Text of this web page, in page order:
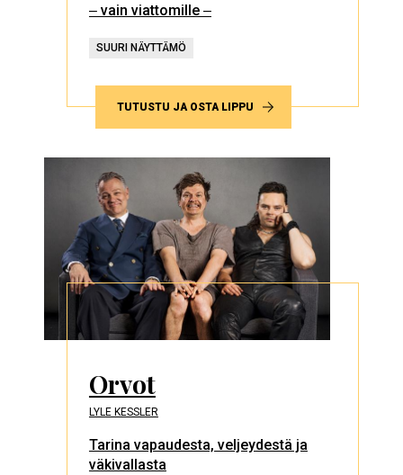
‒ vain viattomille ‒
SUURI NÄYTTÄMÖ
TUTUSTU JA OSTA LIPPU
Orvot
LYLE KESSLER
Tarina vapaudesta, veljeydestä ja
väkivallasta